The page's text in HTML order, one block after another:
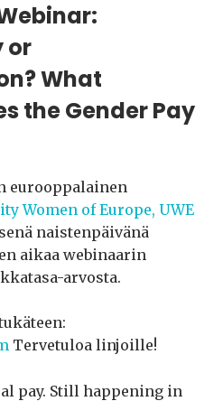
or
What
the Gender Pay
eurooppalainen
Women of Europe, UWE
naistenpäivänä
aikaa webinaarin
arvosta.
Tervetuloa linjoille!
pay. Still happening in